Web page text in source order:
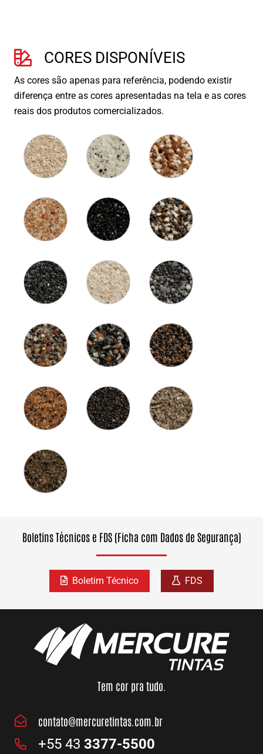
CORES DISPONÍVEIS
As cores são apenas para referência, podendo existir
diferença entre as cores apresentadas na tela e as cores
reais dos produtos comercializados.
Boletins Técnicos e FDS (Ficha com Dados de Segurança)
Boletim Técnico FDS
Tem cor pra tudo.
contato@mercuretintas.com.br
+55 43 3377-5500